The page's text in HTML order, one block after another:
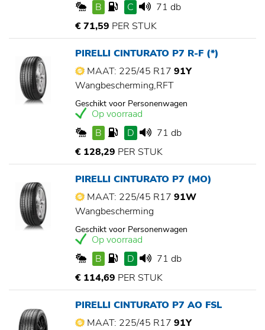
B
C
71 db
€ 71,59 PER STUK
PIRELLI CINTURATO P7 R-F (*)
MAAT: 225/45 R17 91Y
Wangbescherming,RFT
Geschikt voor Personenwagen
Op voorraad
B
D
71 db
€ 128,29 PER STUK
PIRELLI CINTURATO P7 (MO)
MAAT: 225/45 R17 91W
Wangbescherming
Geschikt voor Personenwagen
Op voorraad
B
D
71 db
€ 114,69 PER STUK
PIRELLI CINTURATO P7 AO FSL
MAAT: 225/45 R17 91Y